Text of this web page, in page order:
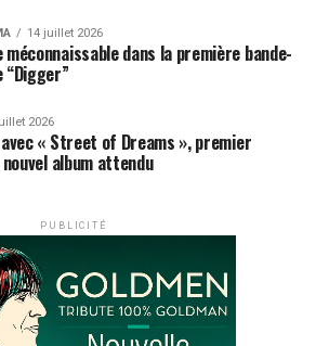
14 juillet 2026
méconnaissable dans la première bande-
“Digger”
2026
« Street of Dreams », premier
nouvel album attendu
PUBLICITÉ